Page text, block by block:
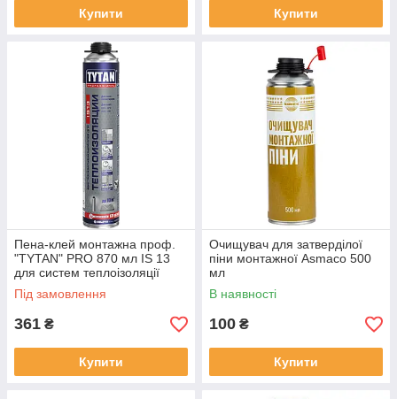
Купити Купити
Пена-клей монтажна проф.
"TYTAN" PRO 870 мл IS 13
для систем теплоізоляції
Під замовлення
361 ₴
Купити
Очищувач для затверділої
піни монтажної Asmaco 500
мл
В наявності
100 ₴
Купити